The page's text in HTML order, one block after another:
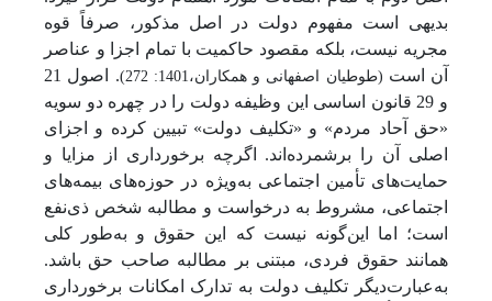
بدیهی است مفهوم دولت در اصل مذکور، صرفاً قوه
مجریه نیست، بلکه مقصود حاکمیت با تمام اجزا و عناصر
آن است (طوطیان اصفهانی و همکاران،1401: 272)
. اصول 21
و 29 قانون اساسی این وظیفه دولت را در چهره دو سویه
«حق آحاد مردم» و «تکلیف دولت» تبیین کرده و اجزای
اصلی آن را برشمرده‌اند. اگرچه برخورداری از مزایا و
حمایت‌های تأمین اجتماعی به‌ویژه در حوزه‌های بیمه‌های
اجتماعی، مشروط به درخواست و مطالبه شخص ذی‌نفع
است؛ اما این‌گونه نیست که این حقوق و به‌طور کلی
همانند حقوق فردی، مبتنی بر مطالبه صاحب حق باشد.
به‌عبارت‌دیگر تکلیف دولت به تدارک امکانات برخورداری